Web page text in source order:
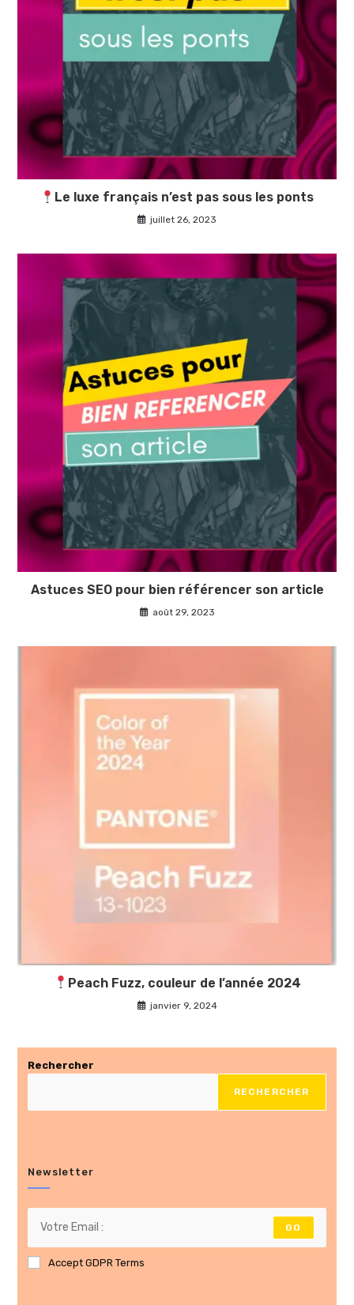
Le luxe français n’est pas sous les ponts
juillet 26, 2023
Astuces SEO pour bien référencer son article
août 29, 2023
Peach Fuzz, couleur de l’année 2024
janvier 9, 2024
Rechercher
RECHERCHER
Newsletter
GO
Accept GDPR Terms